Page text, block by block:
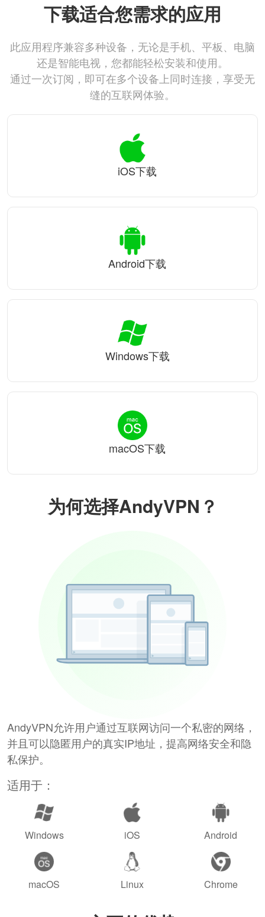
为何选择AndyVPN？
AndyVPN允许用户通过互联网访问一个私密的网络，
并且可以隐匿用户的真实IP地址，提高网络安全和隐
私保护。
适用于：
Windows iOS Android
macOS Linux Chrome
下载适合您需求的应用
此应用程序兼容多种设备，无论是手机、平板、电脑
还是智能电视，您都能轻松安装和使用。
通过一次订阅，即可在多个设备上同时连接，享受无
缝的互联网体验。
iOS下载
Android下载
Windows下载
macOS下载